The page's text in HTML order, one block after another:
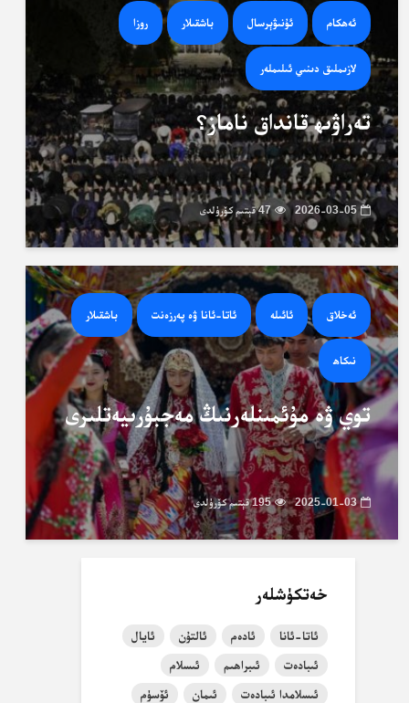
ئەھكام ئۇنىۋېرسال باشقىلار روزا
لازىملىق دىنىي ئىلىملەر
تەراۋىھ قانداق ناماز؟
2026-03-05 47 قېتىم كۆرۈلدى
ئەخلاق ئائىلە ئاتا-ئانا ۋە پەرزەنت باشقىلار
نىكاھ
توي ۋە مۇئمىنلەرنىڭ مەجبۇرىيەتلىرى
2025-01-03 195 قېتىم كۆرۈلدى
خەتكۈشلەر
ئاتا-ئانا ئادەم ئالتۇن
ئايال
ئىبادەت
ئىبراھىم
ئىسلام
ئىسلامدا ئىبادەت
ئىمان ئۆسۈم